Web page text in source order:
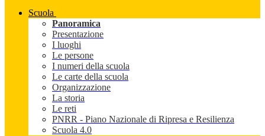
Scuola
Panoramica
Presentazione
I luoghi
Le persone
I numeri della scuola
Le carte della scuola
Organizzazione
La storia
Le reti
PNRR - Piano Nazionale di Ripresa e Resilienza
Scuola 4.0